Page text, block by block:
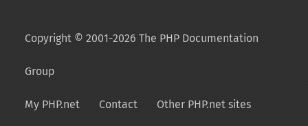
Copyright © 2001-2026 The PHP Documentation
Group
My PHP.net Contact Other PHP.net sites